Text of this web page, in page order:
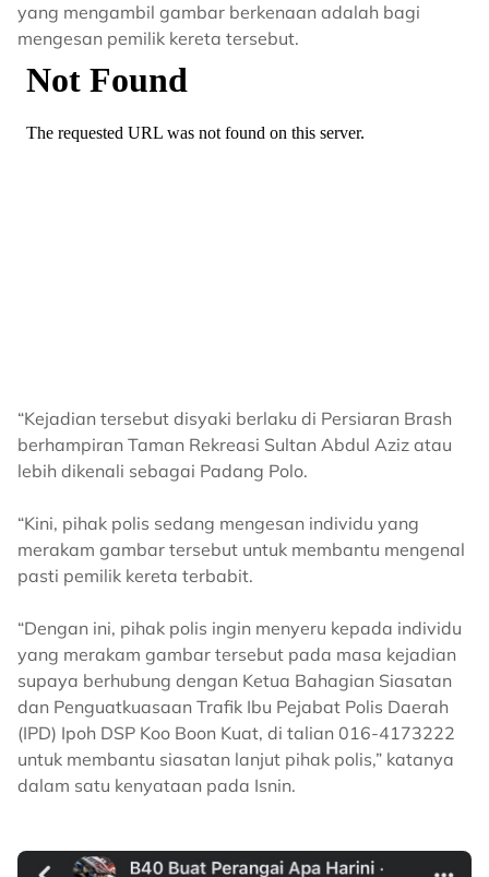
yang mengambil gambar berkenaan adalah bagi
mengesan pemilik kereta tersebut.
“Kejadian tersebut disyaki berlaku di Persiaran Brash
berhampiran Taman Rekreasi Sultan Abdul Aziz atau
lebih dikenali sebagai Padang Polo.
“Kini, pihak polis sedang mengesan individu yang
merakam gambar tersebut untuk membantu mengenal
pasti pemilik kereta terbabit.
“Dengan ini, pihak polis ingin menyeru kepada individu
yang merakam gambar tersebut pada masa kejadian
supaya berhubung dengan Ketua Bahagian Siasatan
dan Penguatkuasaan Trafik Ibu Pejabat Polis Daerah
(IPD) Ipoh DSP Koo Boon Kuat, di talian 016-4173222
untuk membantu siasatan lanjut pihak polis,” katanya
dalam satu kenyataan pada Isnin.